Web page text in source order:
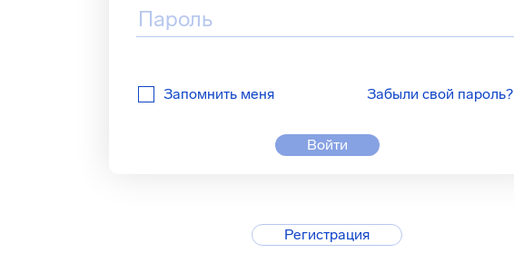
Запомнить меня Забыли свой пароль?
Войти
Регистрация